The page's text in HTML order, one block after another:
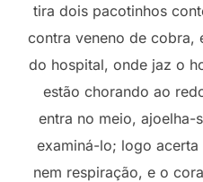
tira dois pacotinhos
contra veneno de cobra,
do hospital, onde jaz o
estão chorando ao
entra no meio, ajoelha-
examiná-lo; logo
nem respiração, e o